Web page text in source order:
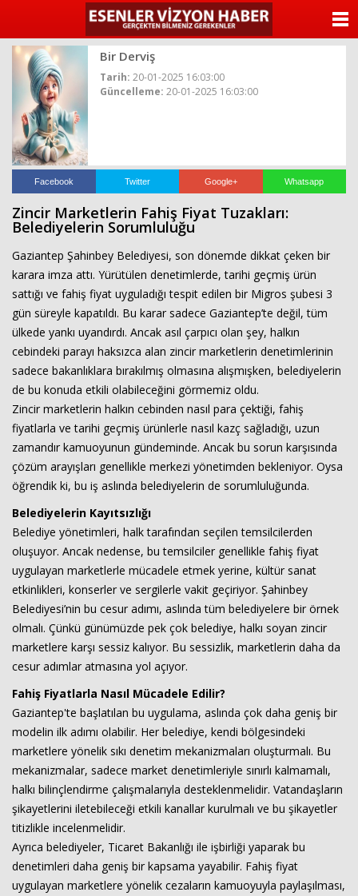
Bir Derviş
Tarih: 20-01-2025 16:03:00
Güncelleme: 20-01-2025 16:03:00
Facebook Twitter Google+ Whatsapp
Zincir Marketlerin Fahiş Fiyat Tuzakları:
Belediyelerin Sorumluluğu
Gaziantep Şahinbey Belediyesi, son dönemde dikkat çeken bir
karara imza attı. Yürütülen denetimlerde, tarihi geçmiş ürün
sattığı ve fahiş fiyat uyguladığı tespit edilen bir Migros şubesi 3
gün süreyle kapatıldı. Bu karar sadece Gaziantep’te değil, tüm
ülkede yankı uyandırdı. Ancak asıl çarpıcı olan şey, halkın
cebindeki parayı haksızca alan zincir marketlerin denetimlerinin
sadece bakanlıklara bırakılmış olmasına alışmışken, belediyelerin
de bu konuda etkili olabileceğini görmemiz oldu.
Zincir marketlerin halkın cebinden nasıl para çektiği, fahiş
fiyatlarla ve tarihi geçmiş ürünlerle nasıl kazç sağladığı, uzun
zamandır kamuoyunun gündeminde. Ancak bu sorun karşısında
çözüm arayışları genellikle merkezi yönetimden bekleniyor. Oysa
öğrendik ki, bu iş aslında belediyelerin de sorumluluğunda.
Belediyelerin Kayıtsızlığı
Belediye yönetimleri, halk tarafından seçilen temsilcilerden
oluşuyor. Ancak nedense, bu temsilciler genellikle fahiş fiyat
uygulayan marketlerle mücadele etmek yerine, kültür sanat
etkinlikleri, konserler ve sergilerle vakit geçiriyor. Şahinbey
Belediyesi’nin bu cesur adımı, aslında tüm belediyelere bir örnek
olmalı. Çünkü günümüzde pek çok belediye, halkı soyan zincir
marketlere karşı sessiz kalıyor. Bu sessizlik, marketlerin daha da
cesur adımlar atmasına yol açıyor.
Fahiş Fiyatlarla Nasıl Mücadele Edilir?
Gaziantep'te başlatılan bu uygulama, aslında çok daha geniş bir
modelin ilk adımı olabilir. Her belediye, kendi bölgesindeki
marketlere yönelik sıkı denetim mekanizmaları oluşturmalı. Bu
mekanizmalar, sadece market denetimleriyle sınırlı kalmamalı,
halkı bilinçlendirme çalışmalarıyla desteklenmelidir. Vatandaşların
şikayetlerini iletebileceği etkili kanallar kurulmalı ve bu şikayetler
titizlikle incelenmelidir.
Ayrıca belediyeler, Ticaret Bakanlığı ile işbirliği yaparak bu
denetimleri daha geniş bir kapsama yayabilir. Fahiş fiyat
uygulayan marketlere yönelik cezaların kamuoyuyla paylaşılması,
ANASAYFA
YAZARLAR
VİDEO GALERİ
KÜNYE
İLETİŞİM